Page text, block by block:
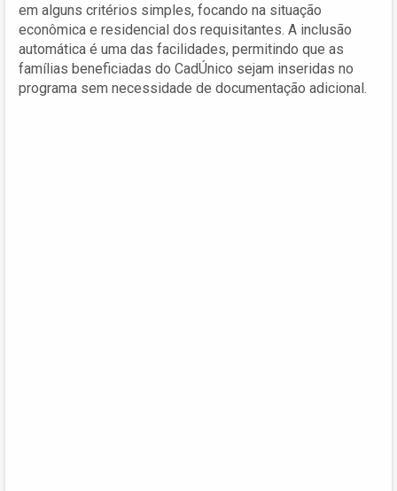
em alguns critérios simples, focando na situação
econômica e residencial dos requisitantes. A inclusão
automática é uma das facilidades, permitindo que as
famílias beneficiadas do CadÚnico sejam inseridas no
programa sem necessidade de documentação adicional.